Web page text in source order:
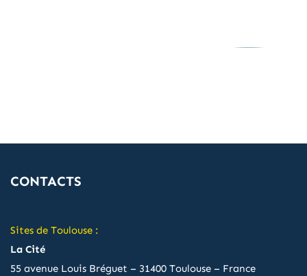
CONTACTS
Sites de Toulouse :
La Cité
55 avenue Louis Bréguet – 31400 Toulouse – France